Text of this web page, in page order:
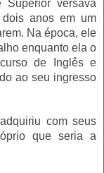
versava
anos em um
Na época, ele
enquanto ela o
de Inglês e
ao seu ingresso
com seus
que seria a